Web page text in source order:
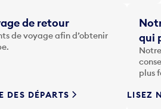
de retour
de voyage afin d’obtenir
DES DÉPARTS
qui
plus
LISEZ